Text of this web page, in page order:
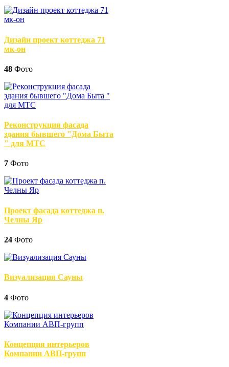
Дизайн проект коттеджа 71
мк-он
48 Фото
Реконструкция фасада
здания бывшего "Дома Быта
" для МТС
7 Фото
Проект фасада коттеджа п.
Челны Яр
24 Фото
Визуализация Сауны
4 Фото
Концепция интерьеров
Компании АВП-групп